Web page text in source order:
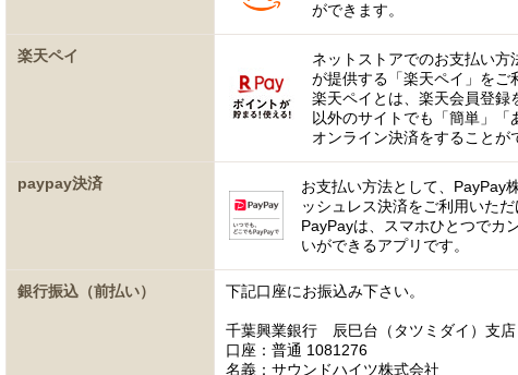
ができます。
楽天ペイ
ネットストアでのお支払い方
が提供する「楽天ペイ」をご
楽天ペイとは、楽天会員登録
以外のサイトでも「簡単」「
オンライン決済をすることが
paypay決済
お支払い方法として、PayPay
ッシュレス決済をご利用いただ
PayPayは、スマホひとつでカ
いができるアプリです。
銀行振込（前払い） 下記口座にお振込み下さい。
千葉興業銀行 辰巳台（タツミダイ）支店
口座：普通 1081276
名義：サウンドハイツ株式会社